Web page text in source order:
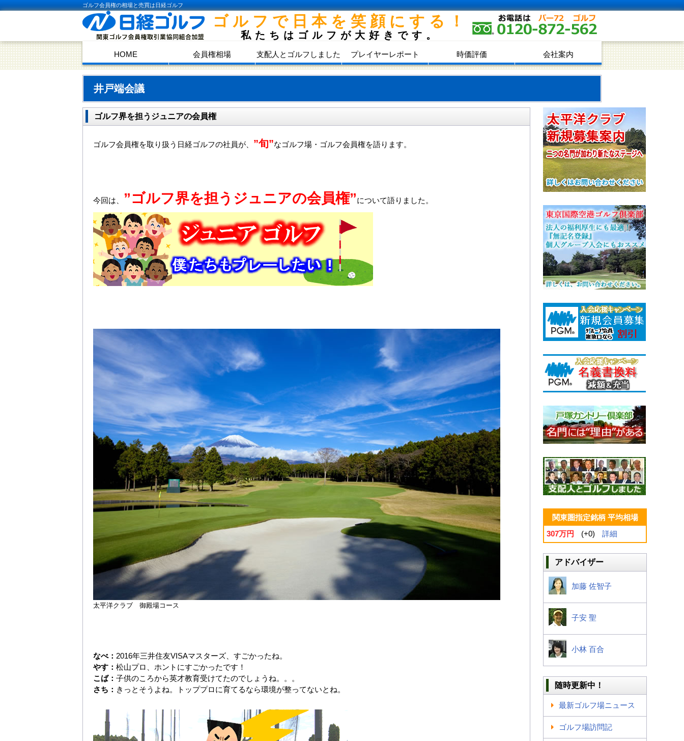
ゴルフ会員権の相場と売買は日経ゴルフ
ゴルフで日本を笑顔にする！
私たちはゴルフが大好きです。
HOME 会員権相場 支配人とゴルフしました プレイヤーレポート 時価評価 会社案内
井戸端会議
ゴルフ界を担うジュニアの会員権
ゴルフ会員権を取り扱う日経ゴルフの社員が、 ”旬”なゴルフ場・ゴルフ会員権を語ります。
今回は、 ”ゴルフ界を担うジュニアの会員権”について語りました。
太平洋クラブ 御殿場コース
なべ： 2016年三井住友VISAマスターズ、すごかったね。
やす： 松山プロ、ホントにすごかったです！
こば： 子供のころから英才教育受けてたのでしょうね。。。
さち： きっとそうよね。トッププロに育てるなら環境が整ってないとね。
関東圏指定銘柄 平均相場
307万円
(+0) 詳細
アドバイザー
加藤 佐智子
子安 聖
小林 百合
随時更新中！
最新ゴルフ場ニュース
ゴルフ場訪問記